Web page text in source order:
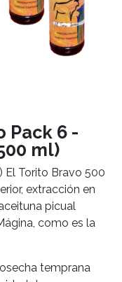
Pack 6 -
ml)
El Torito Bravo 500
extracción en
picual
como es la
temprana